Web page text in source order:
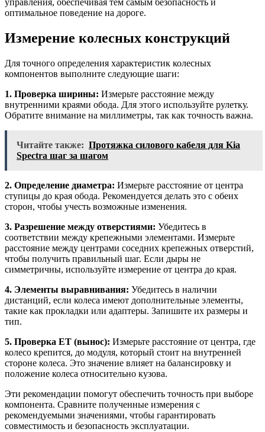
управления, обеспечивая тем самым безопасность и
оптимальное поведение на дороге.
Измерение колесных конструкций
Для точного определения характеристик колесных
компонентов выполните следующие шаги:
1. Проверка ширины: Измерьте расстояние между
внутренними краями обода. Для этого используйте рулетку.
Обратите внимание на миллиметры, так как точность важна.
Читайте также: Протяжка силового кабеля для Kia
Spectra шаг за шагом
2. Определение диаметра: Измерьте расстояние от центра
ступицы до края обода. Рекомендуется делать это с обеих
сторон, чтобы учесть возможные изменения.
3. Разрешение между отверстиями: Убедитесь в
соответствии между крепежными элементами. Измерьте
расстояние между центрами соседних крепежных отверстий,
чтобы получить правильный шаг. Если дыры не
симметричны, используйте измерение от центра до края.
4. Элементы выравнивания: Убедитесь в наличии
дистанций, если колеса имеют дополнительные элементы,
такие как прокладки или адаптеры. Запишите их размеры и
тип.
5. Проверка EТ (вынос): Измерьте расстояние от центра, где
колесо крепится, до модуля, который стоит на внутренней
стороне колеса. Это значение влияет на балансировку и
положение колеса относительно кузова.
Эти рекомендации помогут обеспечить точность при выборе
компонента. Сравните полученные измерения с
рекомендуемыми значениями, чтобы гарантировать
совместимость и безопасность эксплуатации.